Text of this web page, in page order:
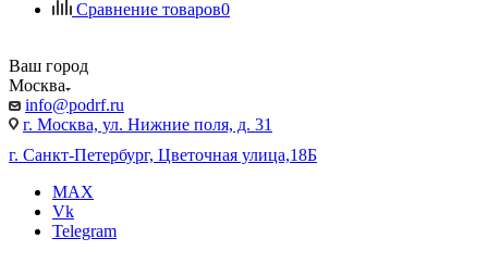
Сравнение товаров0
Ваш город
Москва
info@podrf.ru
г. Москва, ул. Нижние поля, д. 31
г. Санкт-Петербург, Цветочная улица,18Б
MAX
Vk
Telegram